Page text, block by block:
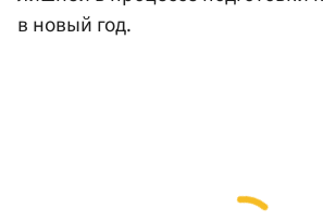
в новый год.